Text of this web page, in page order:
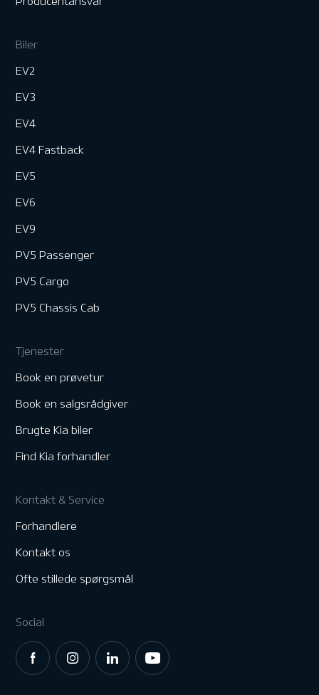
Biler
EV2
EV3
EV4
EV4 Fastback
EV5
EV6
EV9
PV5 Passenger
PV5 Cargo
PV5 Chassis Cab
Tjenester
Book en prøvetur
Book en salgsrådgiver
Brugte Kia biler
Find Kia forhandler
Kontakt & Service
Forhandlere
Kontakt os
Ofte stillede spørgsmål
Social